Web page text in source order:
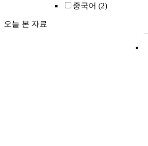
중국어 (2)
오늘 본 자료